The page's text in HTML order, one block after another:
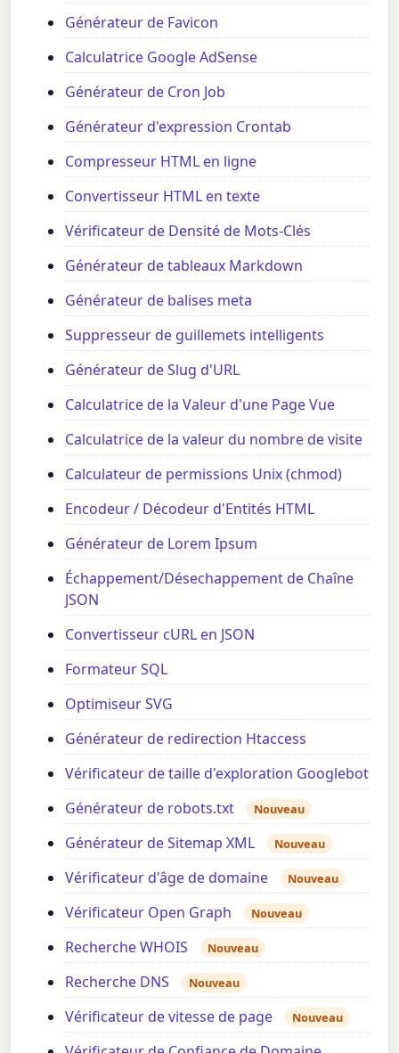
Générateur de Favicon
Calculatrice Google AdSense
Générateur de Cron Job
Générateur d'expression Crontab
Compresseur HTML en ligne
Convertisseur HTML en texte
Vérificateur de Densité de Mots-Clés
Générateur de tableaux Markdown
Générateur de balises meta
Suppresseur de guillemets intelligents
Générateur de Slug d'URL
Calculatrice de la Valeur d'une Page Vue
Calculatrice de la valeur du nombre de visite
Calculateur de permissions Unix (chmod)
Encodeur / Décodeur d'Entités HTML
Générateur de Lorem Ipsum
Échappement/Désechappement de Chaîne
JSON
Convertisseur cURL en JSON
Formateur SQL
Optimiseur SVG
Générateur de redirection Htaccess
Vérificateur de taille d'exploration Googlebot
Générateur de robots.txt
Nouveau
Générateur de Sitemap XML Nouveau
Vérificateur d'âge de domaine Nouveau
Vérificateur Open Graph Nouveau
Recherche WHOIS Nouveau
Recherche DNS Nouveau
Vérificateur de vitesse de page Nouveau